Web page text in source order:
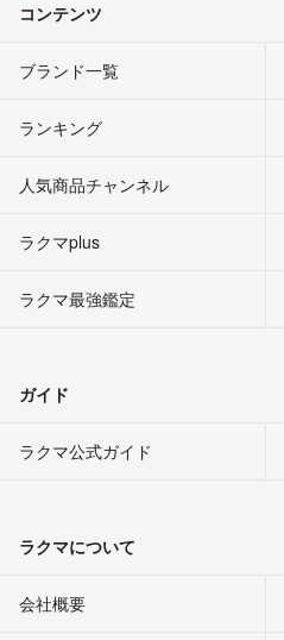
コンテンツ
ブランド一覧
ランキング
人気商品チャンネル
ラクマplus
ラクマ最強鑑定
ガイド
ラクマ公式ガイド
ラクマについて
会社概要